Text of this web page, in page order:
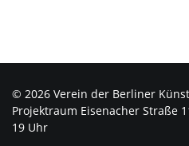
© 2026 Verein der Berliner
Projektraum Eisenacher Straße
19 Uhr